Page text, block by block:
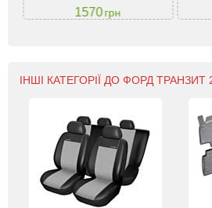
1570грн
ІНШІ КАТЕГОРІЇ ДО ФОРД ТРАНЗИТ